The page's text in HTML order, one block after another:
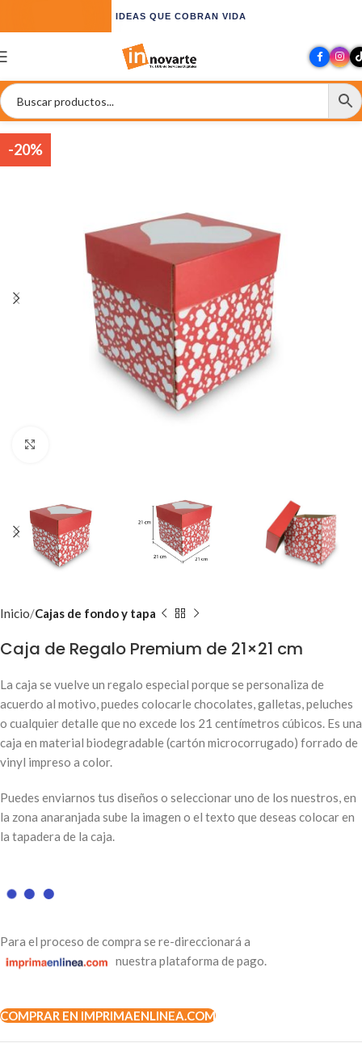
IDEAS QUE COBRAN VIDA
-20%
Inicio Cajas de fondo y tapa
Caja de Regalo Premium de 21×21 cm
La caja se vuelve un regalo especial porque se personaliza de
acuerdo al motivo, puedes colocarle chocolates, galletas, peluches
o cualquier detalle que no excede los 21 centímetros cúbicos. Es una
caja en material biodegradable (cartón microcorrugado) forrado de
vinyl impreso a color.
Puedes enviarnos tus diseños o seleccionar uno de los nuestros, en
la zona anaranjada sube la imagen o el texto que deseas colocar en
la tapadera de la caja.
Para el proceso de compra se re-direccionará a
nuestra plataforma de pago.
COMPRAR EN IMPRIMAENLINEA.COM